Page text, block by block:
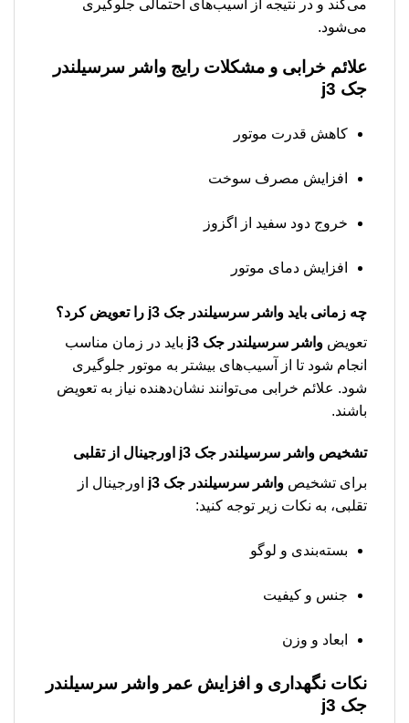
می‌کند و در نتیجه از آسیب‌های احتمالی جلوگیری
می‌شود.
علائم خرابی و مشکلات رایج واشر سرسیلندر
جک j3
کاهش قدرت موتور
افزایش مصرف سوخت
خروج دود سفید از اگزوز
افزایش دمای موتور
چه زمانی باید واشر سرسیلندر جک j3
را تعویض کرد؟
تعویض واشر سرسیلندر جک j3
باید در زمان مناسب
انجام شود تا از آسیب‌های بیشتر به موتور جلوگیری
شود. علائم خرابی می‌توانند نشان‌دهنده نیاز به تعویض
باشند.
تشخیص واشر سرسیلندر جک j3
اورجینال از تقلبی
برای تشخیص واشر سرسیلندر جک j3
اورجینال از
تقلبی، به نکات زیر توجه کنید:
بسته‌بندی و لوگو
جنس و کیفیت
ابعاد و وزن
نکات نگهداری و افزایش عمر واشر سرسیلندر
جک j3